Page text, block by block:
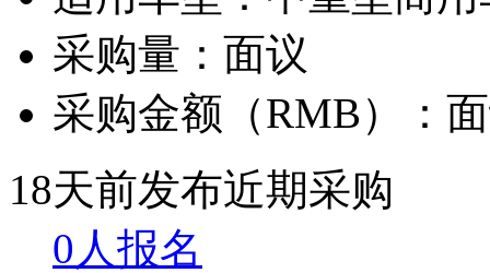
采购量： 面议
采购金额（RMB）：
18天前发布近期采购
0人报名